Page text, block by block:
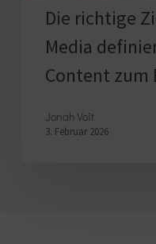
dein
Content
zum
Erfolg
Die richtige
Media
Content zum
Jonah Voit
3. Februar 2026